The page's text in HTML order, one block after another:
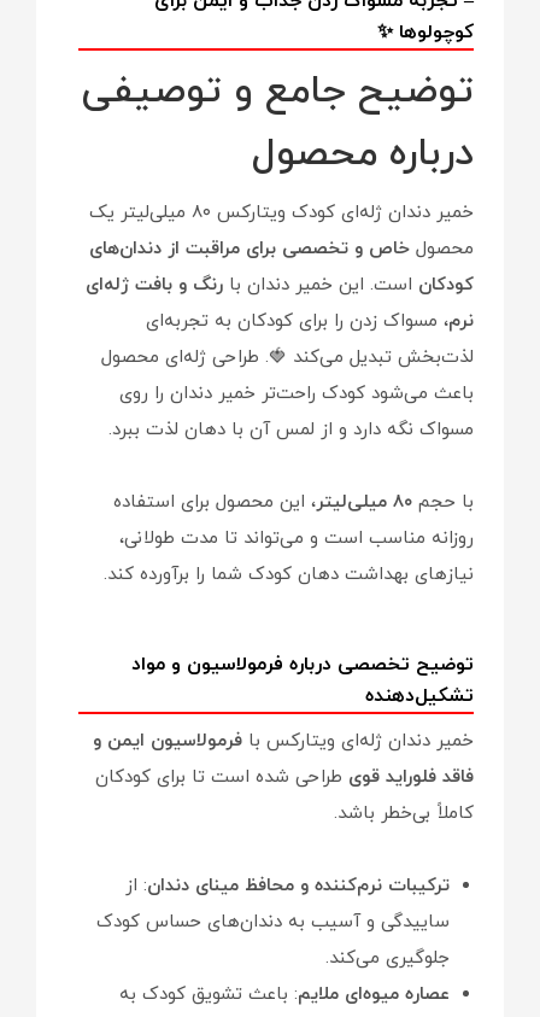
کوچولوها ✨
توضیح جامع و توصیفی
درباره محصول
خمیر دندان ژله‌ای کودک ویتارکس ۸۰ میلی‌لیتر یک
محصول خاص و تخصصی برای مراقبت از دندان‌های
کودکان است. این خمیر دندان با رنگ و بافت ژله‌ای
نرم، مسواک زدن را برای کودکان به تجربه‌ای
لذت‌بخش تبدیل می‌کند 🍓. طراحی ژله‌ای محصول
باعث می‌شود کودک راحت‌تر خمیر دندان را روی
مسواک نگه دارد و از لمس آن با دهان لذت ببرد.
با حجم ۸۰ میلی‌لیتر
، این محصول برای استفاده
روزانه مناسب است و می‌تواند تا مدت طولانی،
نیازهای بهداشت دهان کودک شما را برآورده کند.
توضیح تخصصی درباره فرمولاسیون و مواد
تشکیل‌دهنده
خمیر دندان ژله‌ای ویتارکس با فرمولاسیون ایمن و
فاقد فلوراید قوی طراحی شده است تا برای کودکان
کاملاً بی‌خطر باشد.
ترکیبات نرم‌کننده و محافظ مینای دندان: از
ساییدگی و آسیب به دندان‌های حساس کودک
جلوگیری می‌کند.
عصاره میوه‌ای ملایم: باعث تشویق کودک به